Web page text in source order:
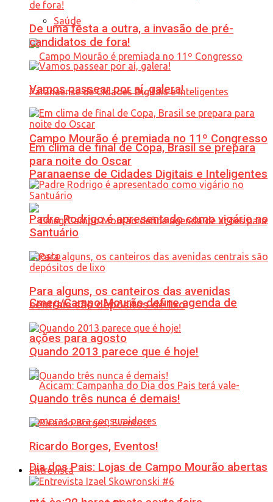
Saúde
Campo Mourão é premiada no 11º Congresso
Paranaense de Cidades Digitais e Inteligentes
Cmeg/Campo Mourão define agenda de
ações para agosto
Dia dos Pais: Lojas de Campo Mourão abertas
De uma festa a outra, a invasão de pré-
candidatos de fora!
Vamos passear por aí, galera!
Em clima de final de Copa, Brasil se prepara
para noite do Oscar
Padre Rodrigo é apresentado como vigário no
Santuário
Para alguns, os canteiros das avenidas
centrais são depósitos de lixo
Quando 2013 parece que é hoje!
Quando três nunca é demais!
Ricardo Borges, Eventos!
Entrevista